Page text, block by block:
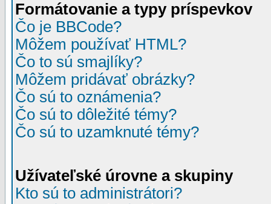
Formátovanie a typy príspevkov
Čo je BBCode?
Môžem používať HTML?
Čo to sú smajlíky?
Môžem pridávať obrázky?
Čo sú to oznámenia?
Čo sú to dôležité témy?
Čo sú to uzamknuté témy?
Užívateľské úrovne a skupiny
Kto sú to administrátori?